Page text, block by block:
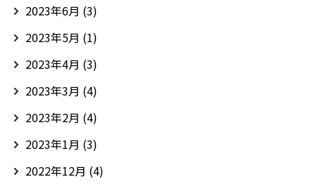
2023年6月 (3)
2023年5月 (1)
2023年4月 (3)
2023年3月 (4)
2023年2月 (4)
2023年1月 (3)
2022年12月 (4)